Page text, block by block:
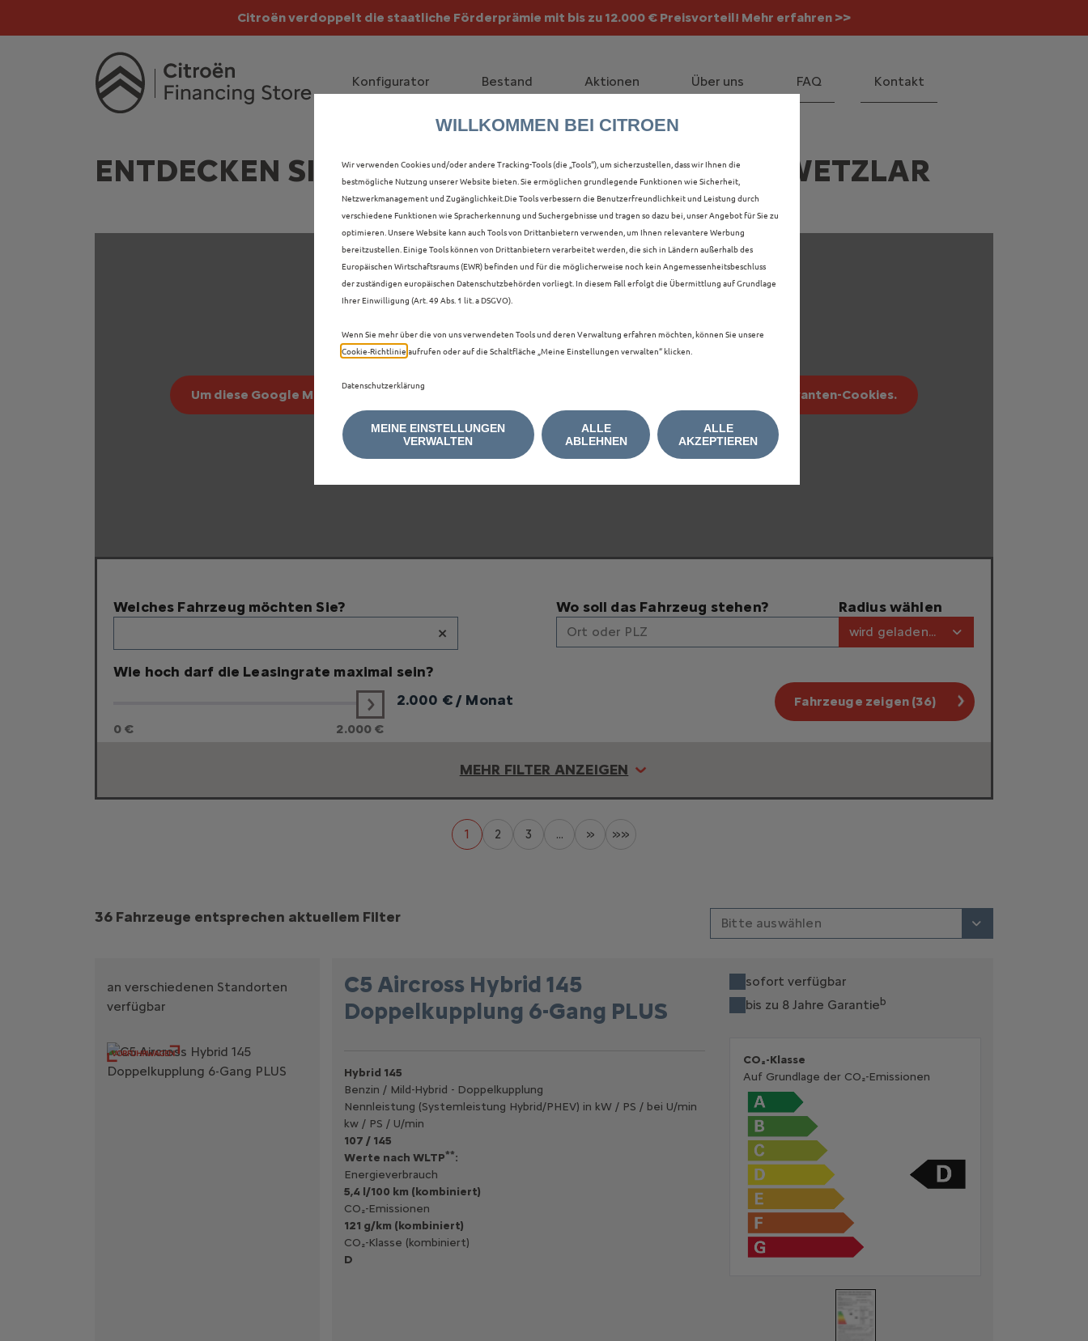
Citroën verdoppelt die staatliche Förderprämie mit bis zu 12.000 € Preisvorteil! Mehr erfahren >>
Citroën verdoppelt die Förderprämie - 3.000 € Grundförderung für jeden! Mehr erfahren >>
Konfigurator Bestand Aktionen Über uns FAQ Kontakt
ENTDECKEN SIE ALLE NEUER C5 AIRCROSS IN WETZLAR
Um diese Google Maps-Karte anzuzeigen, akzeptieren Sie bitte die für Marketing/Werbung relevanten-Cookies.
Welches Fahrzeug möchten Sie?
×
Wo soll das Fahrzeug stehen?
Ort oder PLZ
Radius wählen
wird geladen...
Wie hoch darf die Leasingrate maximal sein?
0 € 2.000 €
2.000 € / Monat Fahrzeuge zeigen (36)
MEHR FILTER ANZEIGEN
1 2 3 ... » »»
Suchergebnisse
36 Fahrzeuge entsprechen aktuellem Filter Bitte auswählen
an verschiedenen Standorten
verfügbar
C5 Aircross Hybrid 145
Doppelkupplung 6-Gang PLUS
sofort verfügbar
bis zu 8 Jahre Garantieb
Hybrid 145
Benzin / Mild-Hybrid - Doppelkupplung
Nennleistung (Systemleistung Hybrid/PHEV) in kW / PS / bei U/min
kw / PS / U/min
107 / 145
Werte nach WLTP**:
Energieverbrauch
5,4 l/100 km (kombiniert)
CO₂-Emissionen
121 g/km (kombiniert)
CO₂-Klasse (kombiniert)
D
CO₂-Klasse
Auf Grundlage der CO₂-Emissionen
WILLKOMMEN BEI CITROEN
Wir verwenden Cookies und/oder andere Tracking-Tools (die „Tools“), um sicherzustellen, dass wir Ihnen die
bestmögliche Nutzung unserer Website bieten. Sie ermöglichen grundlegende Funktionen wie Sicherheit,
Netzwerkmanagement und Zugänglichkeit.Die Tools verbessern die Benutzerfreundlichkeit und Leistung durch
verschiedene Funktionen wie Spracherkennung und Suchergebnisse und tragen so dazu bei, unser Angebot für Sie zu
optimieren. Unsere Website kann auch Tools von Drittanbietern verwenden, um Ihnen relevantere Werbung
bereitzustellen. Einige Tools können von Drittanbietern verarbeitet werden, die sich in Ländern außerhalb des
Europäischen Wirtschaftsraums (EWR) befinden und für die möglicherweise noch kein Angemessenheitsbeschluss
der zuständigen europäischen Datenschutzbehörden vorliegt. In diesem Fall erfolgt die Übermittlung auf Grundlage
Ihrer Einwilligung (Art. 49 Abs. 1 lit. a DSGVO).
Wenn Sie mehr über die von uns verwendeten Tools und deren Verwaltung erfahren möchten, können Sie unsere
Cookie‑Richtlinie aufrufen oder auf die Schaltfläche „Meine Einstellungen verwalten“ klicken.
Datenschutzerklärung
MEINE EINSTELLUNGEN
VERWALTEN
ALLE
AKZEPTIEREN
ALLE
ABLEHNEN